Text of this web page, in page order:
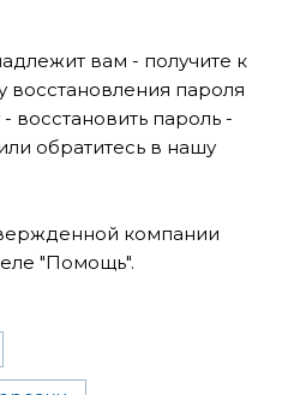
вам - получите к
восстановления пароля
восстановить пароль -
обратитесь в нашу
компании
"Помощь".